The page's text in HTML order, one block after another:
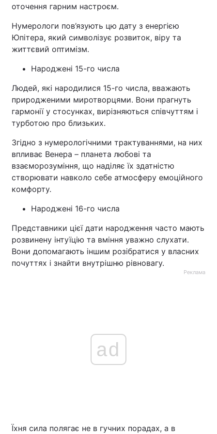
оточення гарним настроєм.
Нумерологи пов’язують цю дату з енергією
Юпітера, який символізує розвиток, віру та
життєвий оптимізм.
Народжені 15-го числа
Людей, які народилися 15-го числа, вважають
природженими миротворцями. Вони прагнуть
гармонії у стосунках, вирізняються співчуттям і
турботою про близьких.
Згідно з нумерологічними трактуваннями, на них
впливає Венера – планета любові та
взаєморозуміння, що наділяє їх здатністю
створювати навколо себе атмосферу емоційного
комфорту.
Народжені 16-го числа
Представники цієї дати народження часто мають
розвинену інтуїцію та вміння уважно слухати.
Вони допомагають іншим розібратися у власних
почуттях і знайти внутрішню рівновагу.
Реклама
ad
Їхня сила полягає не в гучних порадах, а в